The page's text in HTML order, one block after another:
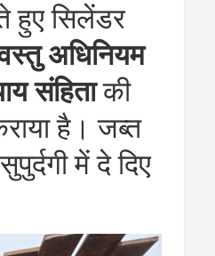
हुए सिलेंडर
अधिनियम
संहिताकी
है। जब्त
में दे दिए